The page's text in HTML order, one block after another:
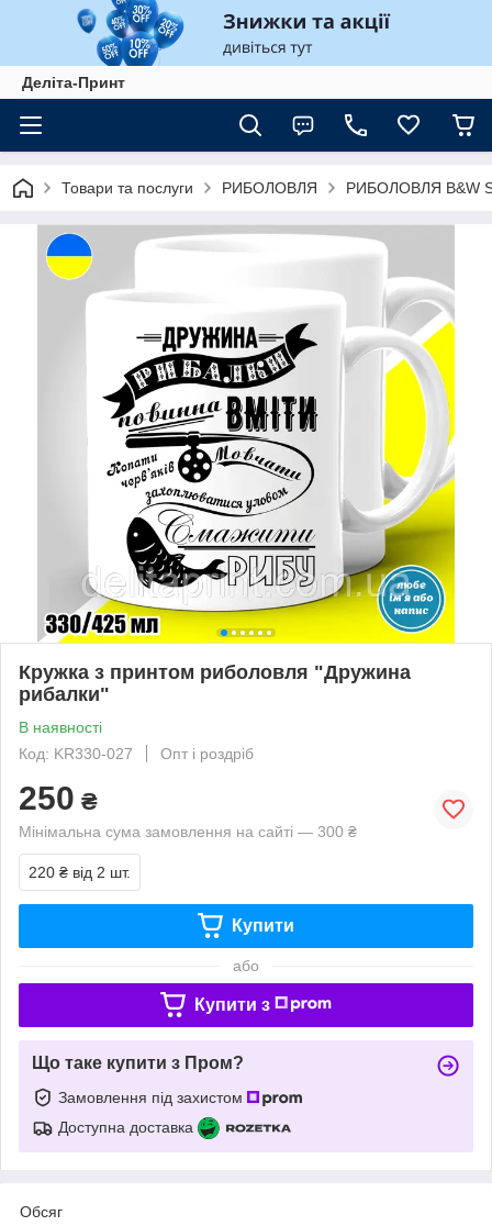
Деліта-Принт
Товари та послуги РИБОЛОВЛЯ РИБОЛОВЛЯ B&W
Кружка з принтом риболовля "Дружина
рибалки"
В наявності
Код: KR330-027
Опт і роздріб
250 ₴
Мінімальна сума замовлення на сайті — 300 ₴
220 ₴ від 2 шт.
Купити
або
Купити з
Що таке купити з Пром?
Замовлення під захистом
Доступна доставка
Обсяг